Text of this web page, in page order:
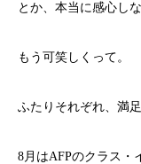
とか、本当に感心し
もう可笑しくって。
ふたりそれぞれ、満
8月はAFPのクラス・